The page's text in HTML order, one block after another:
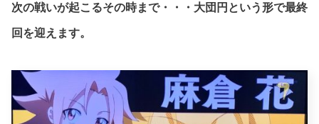
次の戦いが起こるその時まで・・・大団円という形で最終
回を迎えます。